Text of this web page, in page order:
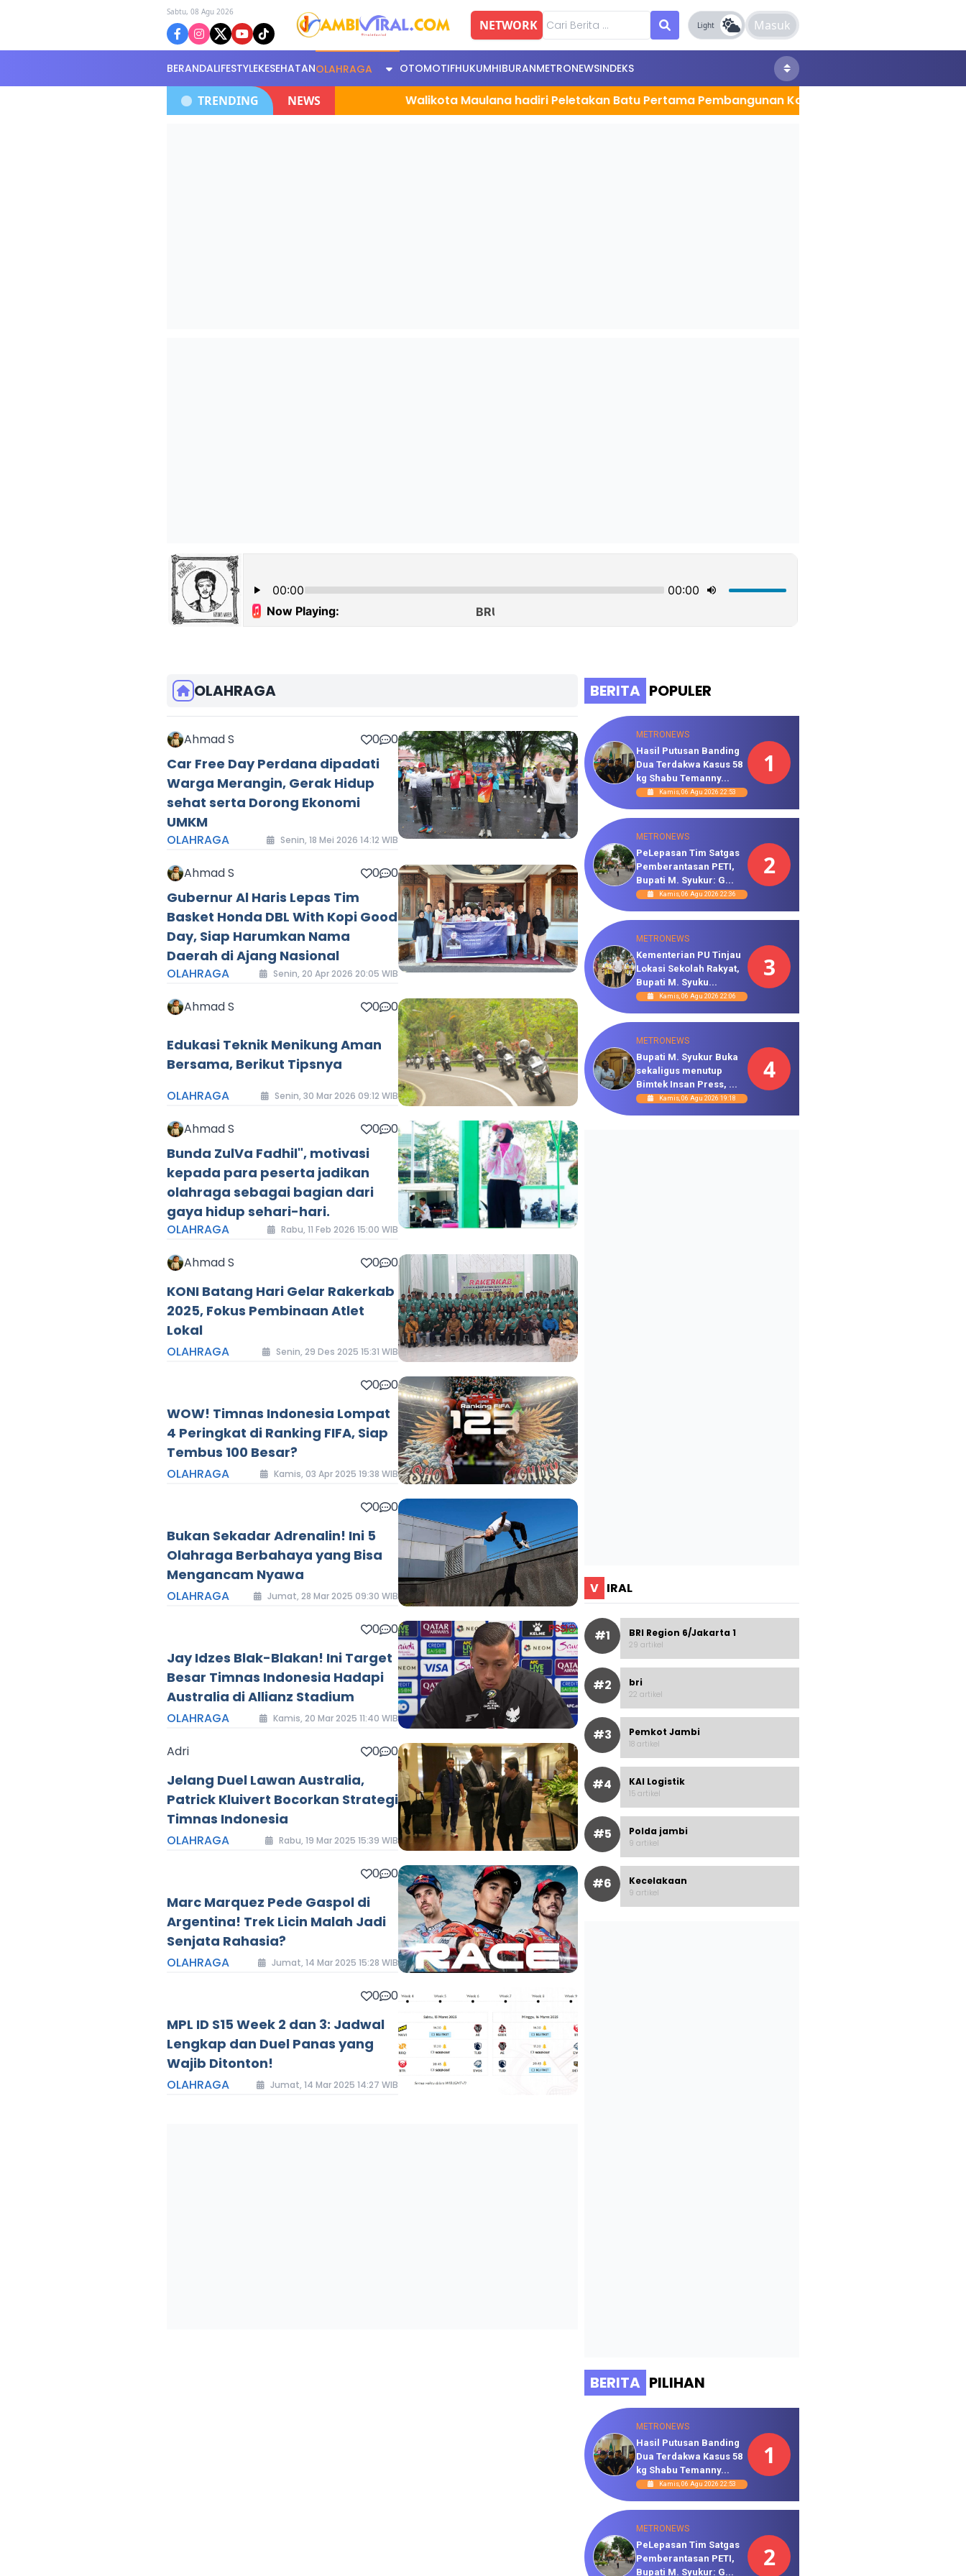
Sabtu, 08 Agu 2026
NETWORK Light Masuk
BERANDALIFESTYLEKESEHATANOLAHRAGA OTOMOTIFHUKUMHIBURANMETRONEWSINDEKS
TRENDING NEWS
Serahkan Di Kantor Polisi Selidiki Kasus Walikota Maulana hadiri Peletakan Batu Pertama Pembangunan Kantor Sekretariat MPC Kota Jambi
OLAHRAGA
Ahmad S 0 0
Car Free Day Perdana dipadati
Warga Merangin, Gerak Hidup
sehat serta Dorong Ekonomi
UMKM
OLAHRAGA Senin, 18 Mei 2026 14:12 WIB
Ahmad S 0 0
Gubernur Al Haris Lepas Tim
Basket Honda DBL With Kopi Good
Day, Siap Harumkan Nama
Daerah di Ajang Nasional
OLAHRAGA Senin, 20 Apr 2026 20:05 WIB
Ahmad S 0 0
Edukasi Teknik Menikung Aman
Bersama, Berikut Tipsnya
OLAHRAGA Senin, 30 Mar 2026 09:12 WIB
Ahmad S 0 0
Bunda ZulVa Fadhil", motivasi
kepada para peserta jadikan
olahraga sebagai bagian dari
gaya hidup sehari-hari.
OLAHRAGA Rabu, 11 Feb 2026 15:00 WIB
Ahmad S 0 0
KONI Batang Hari Gelar Rakerkab
2025, Fokus Pembinaan Atlet
Lokal
OLAHRAGA Senin, 29 Des 2025 15:31 WIB
0 0
WOW! Timnas Indonesia Lompat
4 Peringkat di Ranking FIFA, Siap
Tembus 100 Besar?
OLAHRAGA Kamis, 03 Apr 2025 19:38 WIB
0 0
Bukan Sekadar Adrenalin! Ini 5
Olahraga Berbahaya yang Bisa
Mengancam Nyawa
OLAHRAGA Jumat, 28 Mar 2025 09:30 WIB
0 0
Jay Idzes Blak-Blakan! Ini Target
Besar Timnas Indonesia Hadapi
Australia di Allianz Stadium
OLAHRAGA Kamis, 20 Mar 2025 11:40 WIB
Adri 0 0
Jelang Duel Lawan Australia,
Patrick Kluivert Bocorkan Strategi
Timnas Indonesia
OLAHRAGA Rabu, 19 Mar 2025 15:39 WIB
0 0
Marc Marquez Pede Gaspol di
Argentina! Trek Licin Malah Jadi
Senjata Rahasia?
OLAHRAGA Jumat, 14 Mar 2025 15:28 WIB
0 0
MPL ID S15 Week 2 dan 3: Jadwal
Lengkap dan Duel Panas yang
Wajib Ditonton!
OLAHRAGA Jumat, 14 Mar 2025 14:27 WIB
BERITA POPULER
METRONEWS
Hasil Putusan Banding
Dua Terdakwa Kasus 58
kg Shabu Temanny...
Kamis, 06 Agu 2026 22:53
1
METRONEWS
PeLepasan Tim Satgas
Pemberantasan PETI,
Bupati M. Syukur: G...
Kamis, 06 Agu 2026 22:36
2
METRONEWS
Kementerian PU Tinjau
Lokasi Sekolah Rakyat,
Bupati M. Syuku...
Kamis, 06 Agu 2026 22:06
3
METRONEWS
Bupati M. Syukur Buka
sekaligus menutup
Bimtek Insan Press, ...
Kamis, 06 Agu 2026 19:18
4
V IRAL
#1 BRI Region 6/Jakarta 1
29 artikel
#2 bri
22 artikel
#3 Pemkot Jambi
18 artikel
#4 KAI Logistik
15 artikel
#5 Polda jambi
9 artikel
#6 Kecelakaan
9 artikel
BERITA PILIHAN
METRONEWS
Hasil Putusan Banding
Dua Terdakwa Kasus 58
kg Shabu Temanny...
Kamis, 06 Agu 2026 22:53
1
METRONEWS
PeLepasan Tim Satgas
Pemberantasan PETI,
Bupati M. Syukur: G...
2